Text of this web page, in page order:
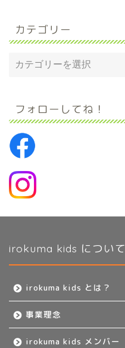
カテゴリー
フォローしてね！
irokuma kids について
irokuma kids とは？
事業理念
irokuma kids メンバー